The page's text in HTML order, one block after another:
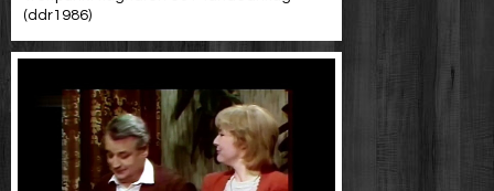
(ddr1986)